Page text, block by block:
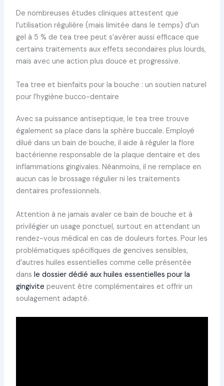
De nombreuses études cliniques attestent que
l’utilisation régulière (mais limitée dans le temps) d’un
gel à 5 % de tea tree peut s’avérer aussi efficace que
certains traitements aux effets secondaires plus lourds,
mais avec une action plus douce et progressive.
Tea tree et bienfaits pour la bouche : un soutien naturel
pour l’hygiène bucco-dentaire
Avec sa puissance antiseptique, le tea tree trouve
également sa place dans la sphère buccale. Employé
dilué dans un bain de bouche, il aide à réguler la flore
bactérienne responsable de la plaque dentaire et des
inflammations gingivales. Néanmoins, il ne remplace en
aucun cas le brossage régulier ni les traitements
dentaires professionnels.
Attention à ne jamais avaler ce bain de bouche et à
privilégier un usage ponctuel, surtout en attendant un
rendez-vous médical en cas de douleurs fortes. Pour les
problématiques spécifiques de gencives sensibles,
d’autres huiles essentielles comme celle présentée
dans le dossier dédié aux huiles essentielles pour la
gingivite peuvent être complémentaires et offrir un
soulagement adapté.